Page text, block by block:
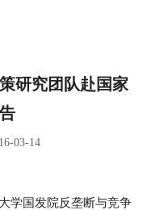
研究团队赴国家
03-14
学国发院反垄断与竞争